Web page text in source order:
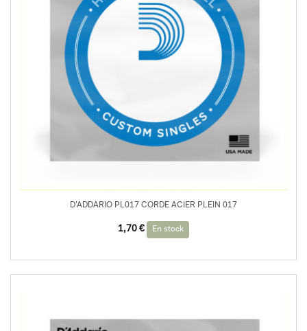
D’ADDARIO PL017 CORDE ACIER PLEIN 017
1,70 € En stock